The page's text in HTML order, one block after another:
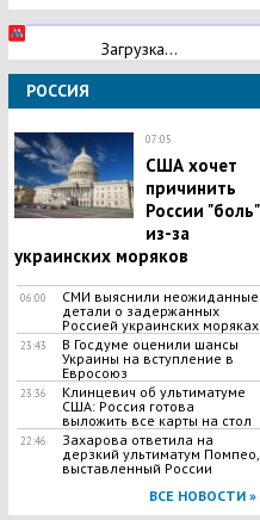
Загрузка...
РОССИЯ
07:05
США хочет
причинить
России "боль"
из-за
украинских моряков
06:00
СМИ выяснили неожиданные
детали о задержанных
Россией украинских моряках
23:43
В Госдуме оценили шансы
Украины на вступление в
Евросоюз
23:36
Клинцевич об ультиматуме
США: Россия готова
выложить все карты на стол
22:46
Захарова ответила на
дерзкий ультиматум Помпео,
выставленный России
ВСЕ НОВОСТИ »